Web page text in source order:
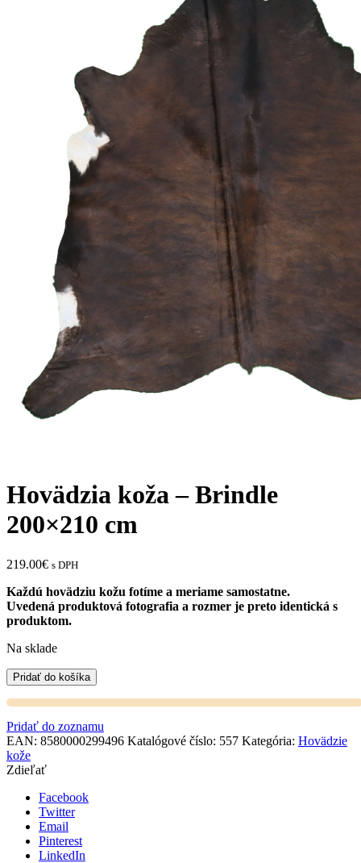
Hovädzia koža – Brindle
200×210 cm
219.00€ s DPH
Každú hovädziu kožu fotíme a meriame samostatne.
Uvedená produktová fotografia a rozmer je preto identická s
produktom.
Na sklade
Pridať do košíka
Pridať do zoznamu
EAN: 8580000299496 Katalógové číslo: 557 Kategória: Hovädzie
kože
Zdieľať
Facebook
Twitter
Email
Pinterest
LinkedIn